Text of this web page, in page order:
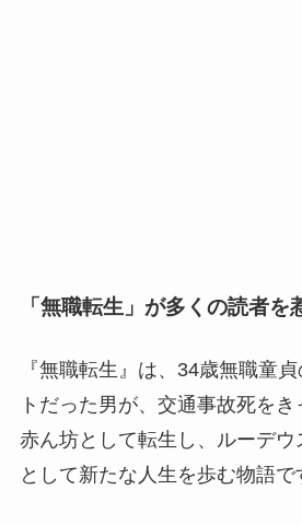
「無職転生」が多くの読者を
『無職転生』は、34歳無職童
トだった男が、交通事故死を
赤ん坊として転生し、ルーデウ
として新たな人生を歩む物語で